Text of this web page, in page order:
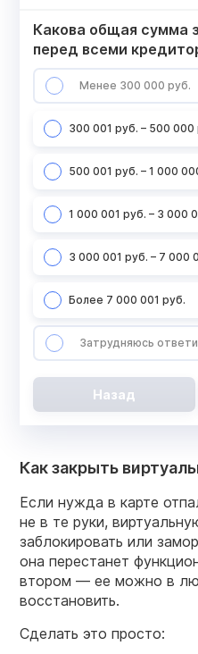
Какова общая сумма
перед всеми
Менее 300 000 руб.
300 001 руб. – 500 000
500 001 руб. – 1 000
1 000 001 руб. – 3 000
3 000 001 руб. – 7 000
Более 7 000 001 руб.
Затрудняюсь
Назад
Как закрыть
Если нужда в карте
не в те руки,
заблокировать или
она перестанет
втором — ее можно в
восстановить.
Сделать это просто: